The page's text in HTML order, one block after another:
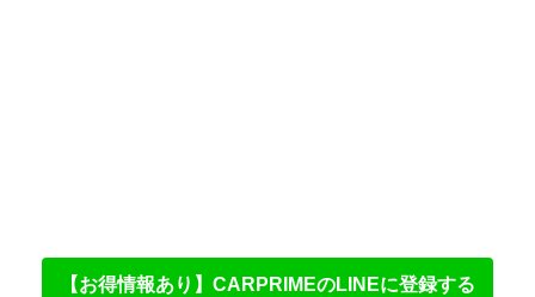
【お得情報あり】CARPRIMEのLINEに登録する